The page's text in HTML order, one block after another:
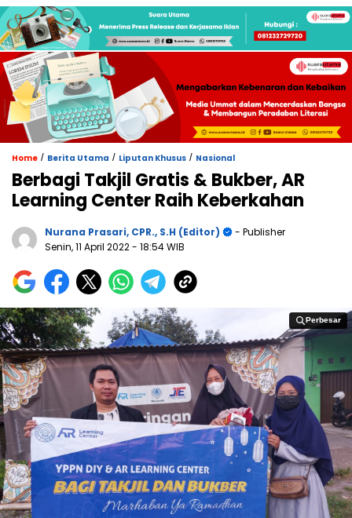
Home / Berita Utama / Liputan Khusus / Nasional
Berbagi Takjil Gratis & Bukber, AR
Learning Center Raih Keberkahan
Nurana Prasari, CPR., S.H (Editor)
- Publisher
Senin, 11 April 2022- 18:54 WIB
Perbesar
Perbesar